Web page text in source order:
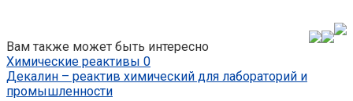
Вам также может быть интересно
Химические реактивы 0
Декалин – реактив химический для лабораторий и
промышленности